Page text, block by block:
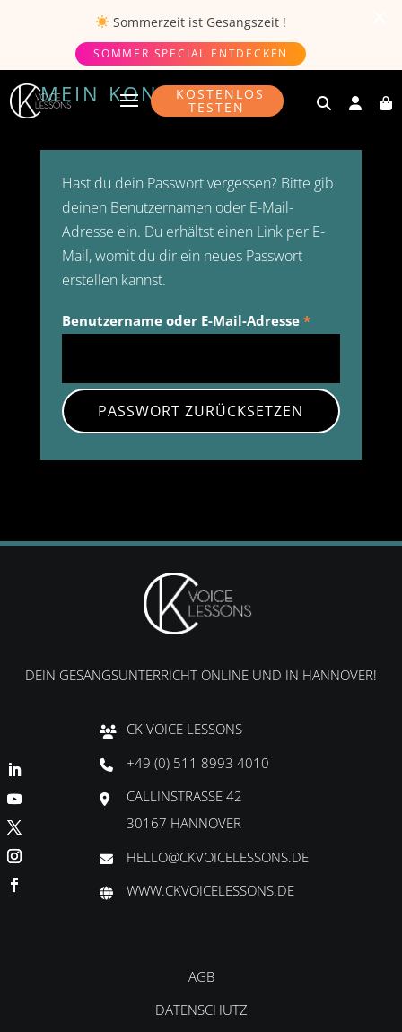
Sommerzeit ist Gesangszeit !
SOMMER SPECIAL ENTDECKEN
KOSTENLOS
TESTEN
MEIN KONTO
Hast du dein Passwort vergessen? Bitte gib
deinen Benutzernamen oder E-Mail-
Adresse ein. Du erhältst einen Link per E-
Mail, womit du dir ein neues Passwort
erstellen kannst.
Benutzername oder E-Mail-Adresse *Erforderlich
PASSWORT ZURÜCKSETZEN
DEIN GESANGSUNTERRICHT ONLINE UND IN HANNOVER!
CK VOICE LESSONS
+49 (0) 511 8993 4010
CALLINSTRASSE 42
30167 HANNOVER
HELLO@CKVOICELESSONS.DE
WWW.CKVOICELESSONS.DE
AGB
DATENSCHUTZ